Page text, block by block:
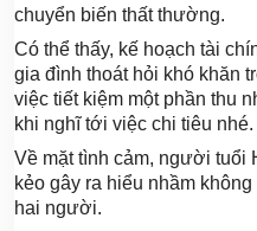
chuyển biến thất thường.
Có thể thấy, kế hoạch tài
gia đình thoát hỏi khó khăn
việc tiết kiệm một phần thu
khi nghĩ tới việc chi tiêu nhé.
Về mặt tình cảm, người tuổi
kẻo gây ra hiểu nhầm
hai người.